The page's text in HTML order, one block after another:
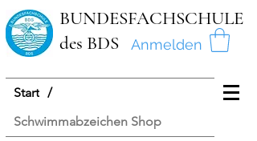
BUNDESFACHSCHULE
des BDS
Anmelden
Start /
Schwimmabzeichen Shop